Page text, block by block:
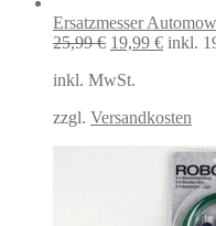
Ersatzmesser
25,99€ Ursprünglicher
war:
19,99 € inkl.
inkl. MwSt.
zzgl. Versandkosten